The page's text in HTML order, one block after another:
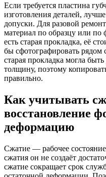
Если требуется пластина
изготовления деталей,
допуски. Для разовой
материал по образцу или по
есть старая прокладка, её
бы сфотографировать
старая прокладка могла
толщину, поэтому
правильно.
Как учитывать
восстановление
деформацию
Сжатие — рабочее
сжатия он не создаёт
сжатие сокращает срок